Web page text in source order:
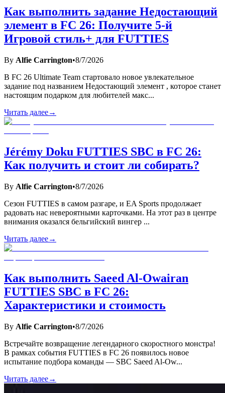
Как выполнить задание Недостающий
элемент в FC 26: Получите 5-й
Игровой стиль+ для FUTTIES
By Alfie Carrington•8/7/2026
В FC 26 Ultimate Team стартовало новое увлекательное
задание под названием Недостающий элемент , которое станет
настоящим подарком для любителей макс...
Читать далее→
Jérémy Doku FUTTIES SBC в FC 26:
Как получить и стоит ли собирать?
By Alfie Carrington•8/7/2026
Сезон FUTTIES в самом разгаре, и EA Sports продолжает
радовать нас невероятными карточками. На этот раз в центре
внимания оказался бельгийский вингер ...
Читать далее→
Как выполнить Saeed Al-Owairan
FUTTIES SBC в FC 26:
Характеристики и стоимость
By Alfie Carrington•8/7/2026
Встречайте возвращение легендарного скоростного монстра!
В рамках события FUTTIES в FC 26 появилось новое
испытание подбора команды — SBC Saeed Al-Ow...
Читать далее→